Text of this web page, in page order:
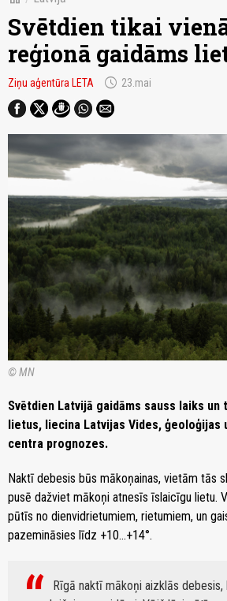
Svētdien tikai
reģionā gaidāms
Ziņu aģentūra LETA schedule 23.mai
© MN
Svētdien Latvijā gaidāms sauss laiks un
lietus, liecina Latvijas Vides, ģeoloģijas
centra prognozes.
Naktī debesis būs mākoņainas, vietām tās
pusē dažviet mākoņi atnesīs īslaicīgu lietu.
pūtīs no dienvidrietumiem, rietumiem, un
pazemināsies līdz +10…+14°.
Rīgā naktī mākoņi aizklās